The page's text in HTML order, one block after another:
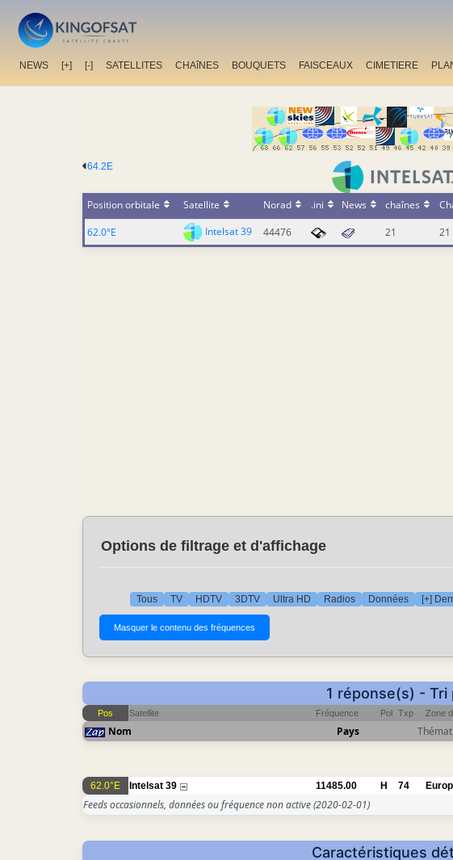
NEWS [+] [-] SATELLITES CHAîNES BOUQUETS FAISCEAUX CIMETIERE
64.2E
Position orbitale Satellite Norad .ini News chaînes
62.0°E
Intelsat 39 44476 21 21
Options de filtrage et d'affichage
Tous TV HDTV 3DTV Ultra HD Radios Données [+]
1 réponse(s) - Tri
Pos Satellite Fréquence Pol Txp Zone
Nom Pays
62.0°E Intelsat 39 11485.00 H 74
Feeds occasionnels, données ou fréquence non active(2020-02-01)
Caractéristiques